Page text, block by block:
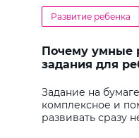
Развитие ребенка
Почему умные
задания для
Задание на
комплексное и
развивать сразу